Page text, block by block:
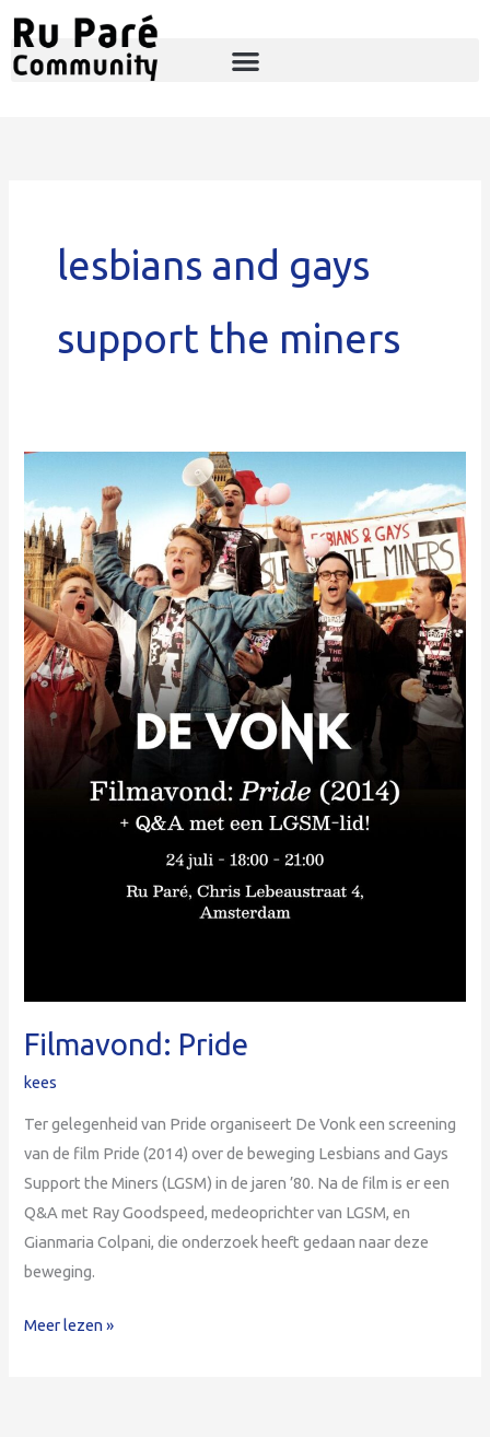
Ga
naar
de
lesbians and gays
support the miners
Filmavond: Pride
kees
Ter gelegenheid van Pride organiseert De Vonk een screening
van de film Pride (2014) over de beweging Lesbians and Gays
Support the Miners (LGSM) in de jaren ’80. Na de film is er een
Q&A met Ray Goodspeed, medeoprichter van LGSM, en
Gianmaria Colpani, die onderzoek heeft gedaan naar deze
beweging.
Filmavond:
Pride
Meer lezen »